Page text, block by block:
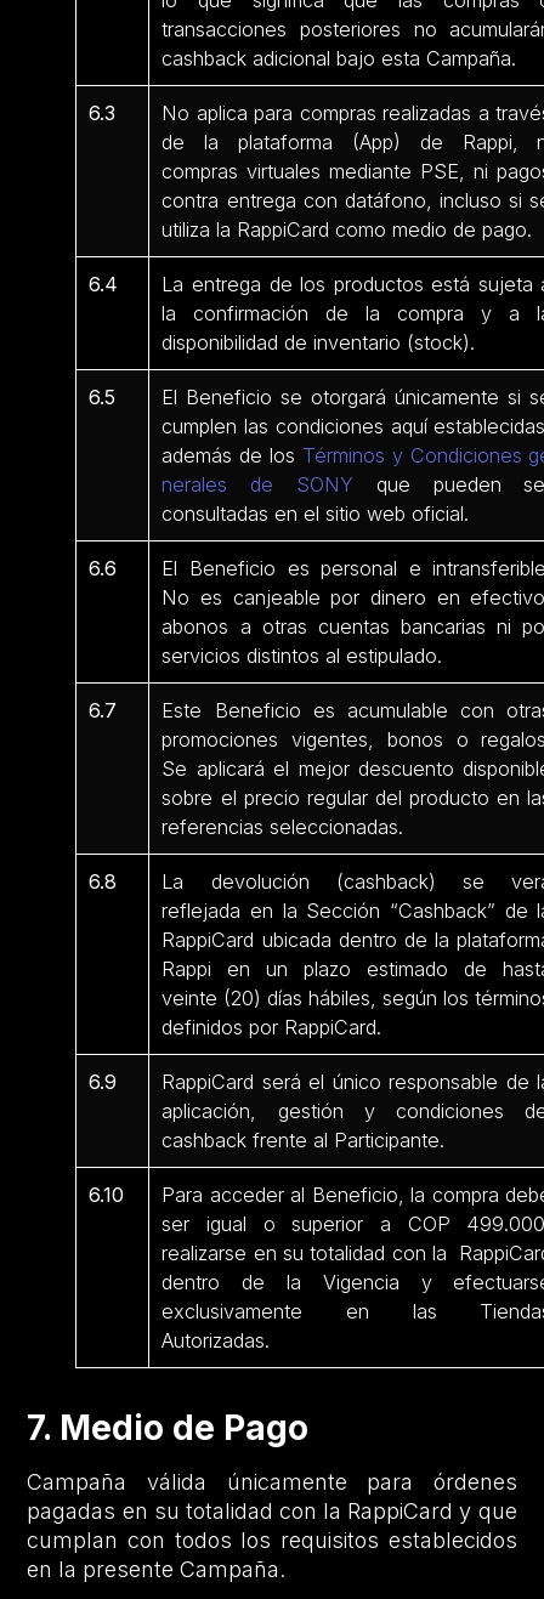
transacciones posteriores no
cashback adicional bajo esta Campaña.
6.3
No aplica para compras realizadas a
de la plataforma (App) de Rappi,
compras virtuales mediante PSE, ni
contra entrega con datáfono, incluso si
utiliza la RappiCard como medio de pago.
6.4
La entrega de los productos está sujeta
la confirmación de la compra y a
disponibilidad de inventario (stock).
6.5
El Beneficio se otorgará únicamente si
cumplen las condiciones aquí
además de los Términos y Condiciones
nerales de SONY que pueden
consultadas en el sitio web oficial.
6.6
El Beneficio es personal e
No es canjeable por dinero en
abonos a otras cuentas bancarias ni
servicios distintos al estipulado.
6.7
Este Beneficio es acumulable con
promociones vigentes, bonos o
Se aplicará el mejor descuento
sobre el precio regular del producto en
referencias seleccionadas.
6.8
La devolución (cashback) se
reflejada en la Sección “Cashback” de
RappiCard ubicada dentro de la
Rappi en un plazo estimado de
veinte (20) días hábiles, según los
definidos por RappiCard.
6.9
RappiCard será el único responsable de
aplicación, gestión y condiciones
cashback frente al Participante.
6.10
Para acceder al Beneficio, la compra
ser igual o superior a COP
realizarse en su totalidad con la
dentro de la Vigencia y
exclusivamente en las
Autorizadas.
7. Medio de Pago
Campaña válida únicamente para órdenes
pagadas en su totalidad con la RappiCard y que
cumplan con todos los requisitos establecidos
en la presente Campaña.